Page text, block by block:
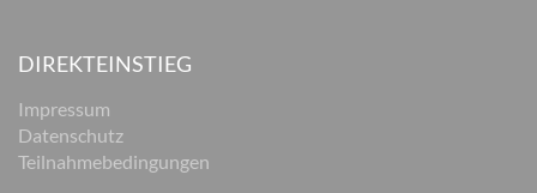
DIREKTEINSTIEG
Impressum
Datenschutz
Teilnahmebedingungen